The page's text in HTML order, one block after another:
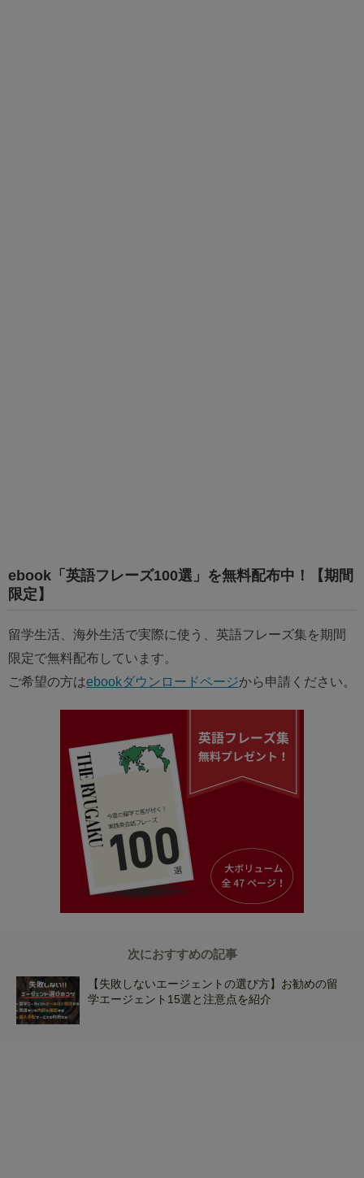
ebook「英語フレーズ100選」を無料配布中！【期間
限定】
留学生活、海外生活で実際に使う、英語フレーズ集を期間
限定で無料配布しています。
ご希望の方はebookダウンロードページから申請ください。
次におすすめの記事
【失敗しないエージェントの選び方】お勧めの留
学エージェント15選と注意点を紹介